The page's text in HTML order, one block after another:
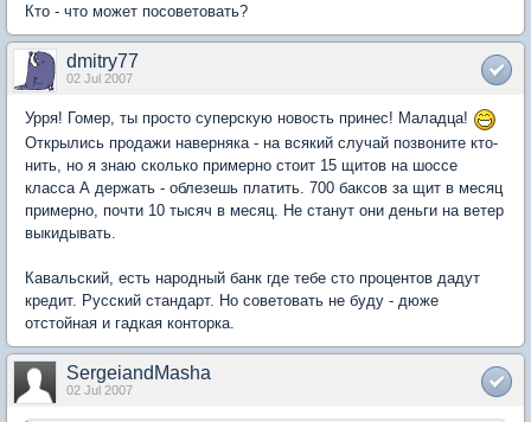
Кто - что может посоветовать?
dmitry77
02 Jul 2007
Урря! Гомер, ты просто суперскую новость принес! Маладца!
Открылись продажи наверняка - на всякий случай позвоните кто-
нить, но я знаю сколько примерно стоит 15 щитов на шоссе
класса А держать - облезешь платить. 700 баксов за щит в месяц
примерно, почти 10 тысяч в месяц. Не станут они деньги на ветер
выкидывать.
Кавальский, есть народный банк где тебе сто процентов дадут
кредит. Русский стандарт. Но советовать не буду - дюже
отстойная и гадкая конторка.
SergeiandMasha
02 Jul 2007